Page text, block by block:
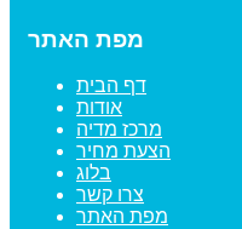
מפת האתר
דף הבית
אודות
מרכז מדיה
הצעת מחיר
בלוג
צרו קשר
מפת האתר